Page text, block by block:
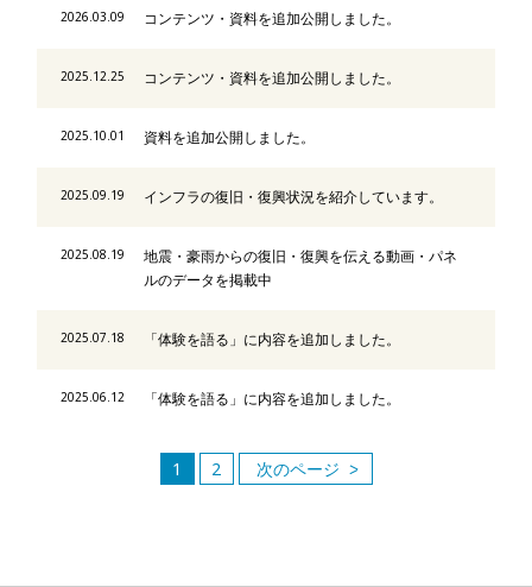
2026.03.09 コンテンツ・資料を追加公開しました。
2025.12.25 コンテンツ・資料を追加公開しました。
2025.10.01 資料を追加公開しました。
2025.09.19 インフラの復旧・復興状況を紹介しています。
2025.08.19
地震・豪雨からの復旧・復興を伝える動画・パネ
ルのデータを掲載中
2025.07.18 「体験を語る」に内容を追加しました。
2025.06.12 「体験を語る」に内容を追加しました。
1 2 次のページ